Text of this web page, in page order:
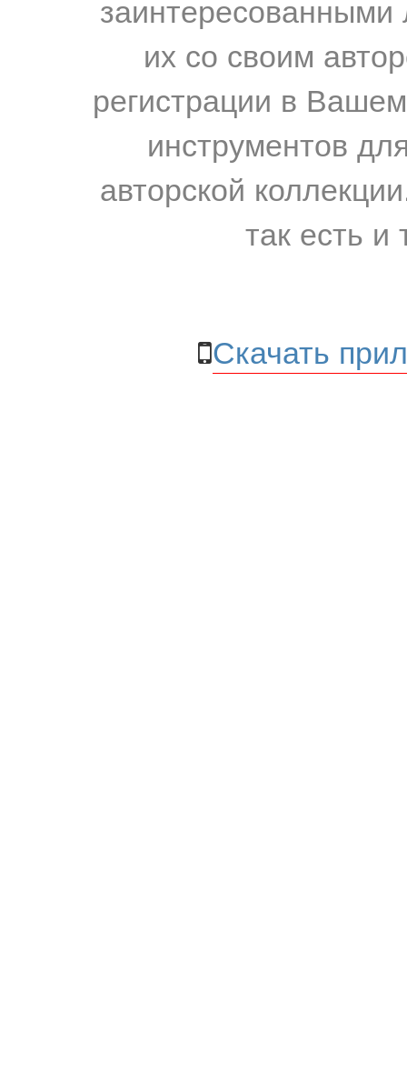
их со своим
регистрации в
инструментов
авторской
так есть и
Скачать